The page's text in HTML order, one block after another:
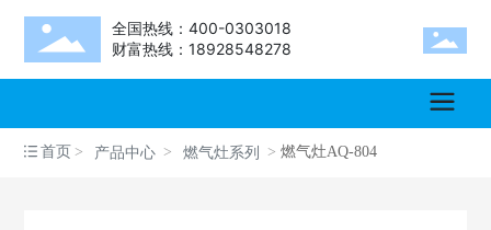
全国热线：400-0303018
财富热线：18928548278
首页 产品中心 燃气灶系列 燃气灶AQ-804